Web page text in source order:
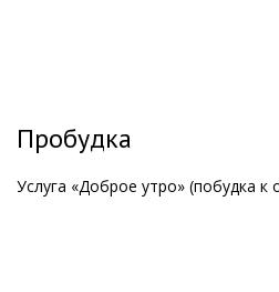
Пробудка
Услуга «Доброе утро» (побудка